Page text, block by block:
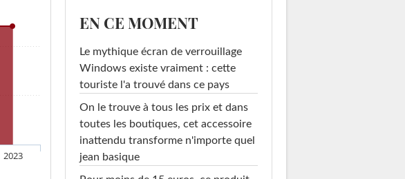
2023
EN CE MOMENT
Le mythique écran de verrouillage
Windows existe vraiment : cette
touriste l'a trouvé dans ce pays
On le trouve à tous les prix et dans
toutes les boutiques, cet accessoire
inattendu transforme n'importe quel
jean basique